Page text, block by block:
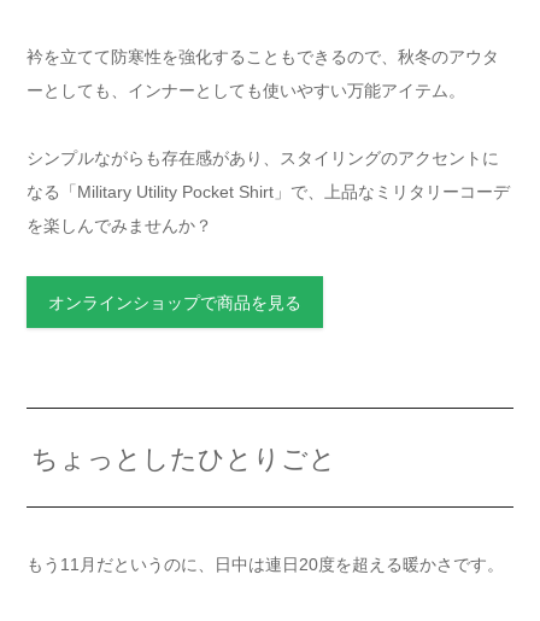
衿を立てて防寒性を強化することもできるので、秋冬のアウタ
ーとしても、インナーとしても使いやすい万能アイテム。
シンプルながらも存在感があり、スタイリングのアクセントに
なる「Military Utility Pocket Shirt」で、上品なミリタリーコーデ
を楽しんでみませんか？
オンラインショップで商品を見る
ちょっとしたひとりごと
もう11月だというのに、日中は連日20度を超える暖かさです。